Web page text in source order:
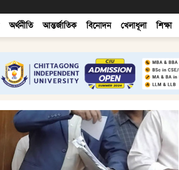
অর্থনীতি আন্তর্জাতিক বিনোদন খেলাধূলা শিক্ষা